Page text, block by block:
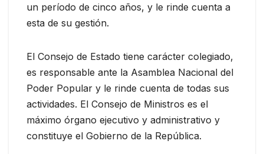
un período de cinco años, y le rinde cuenta a
esta de su gestión.
El Consejo de Estado tiene carácter colegiado,
es responsable ante la Asamblea Nacional del
Poder Popular y le rinde cuenta de todas sus
actividades. El Consejo de Ministros es el
máximo órgano ejecutivo y administrativo y
constituye el Gobierno de la República.